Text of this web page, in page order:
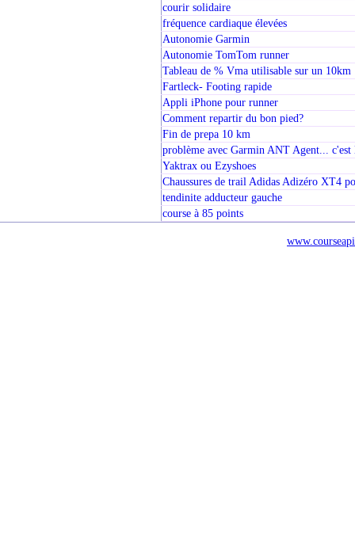
courir solidaire
fréquence cardiaque élevées
Autonomie Garmin
Autonomie TomTom runner
Tableau de % Vma utilisable sur un 10km
Fartleck- Footing rapide
Appli iPhone pour runner
Comment repartir du bon pied?
Fin de prepa 10 km
problème avec Garmin ANT Agent... c'est
Yaktrax ou Ezyshoes
Chaussures de trail Adidas Adizéro XT4
tendinite adducteur gauche
course à 85 points